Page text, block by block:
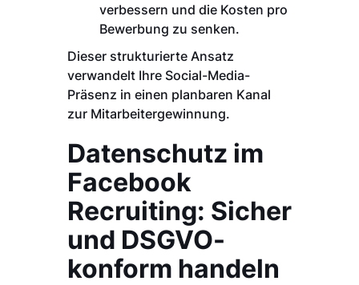
verbessern und die Kosten pro
Bewerbung zu senken.
Dieser strukturierte Ansatz
verwandelt Ihre Social-Media-
Präsenz in einen planbaren Kanal
zur Mitarbeitergewinnung.
Datenschutz im
Facebook
Recruiting: Sicher
und DSGVO-
konform handeln